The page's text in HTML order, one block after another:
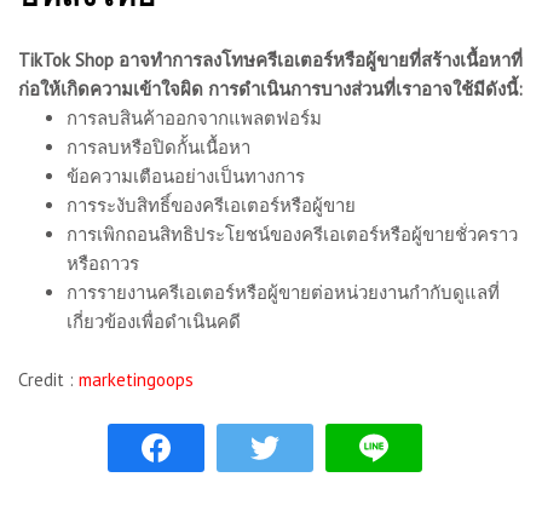
TikTok Shop อาจทำการลงโทษครีเอเตอร์หรือผู้ขายที่สร้างเนื้อหาที่
ก่อให้เกิดความเข้าใจผิด การดำเนินการบางส่วนที่เราอาจใช้มีดังนี้:
การลบสินค้าออกจากแพลตฟอร์ม
การลบหรือปิดกั้นเนื้อหา
ข้อความเตือนอย่างเป็นทางการ
การระงับสิทธิ์ของครีเอเตอร์หรือผู้ขาย
การเพิกถอนสิทธิประโยชน์ของครีเอเตอร์หรือผู้ขายชั่วคราว
หรือถาวร
การรายงานครีเอเตอร์หรือผู้ขายต่อหน่วยงานกำกับดูแลที่
เกี่ยวข้องเพื่อดำเนินคดี
Credit : marketingoops